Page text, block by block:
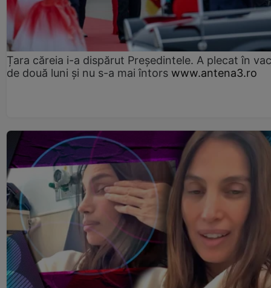
Țara căreia i-a dispărut Președintele. A plecat în
de două luni și nu s-a mai întors www.antena3.ro